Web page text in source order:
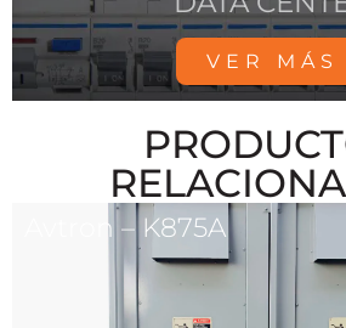
VER MÁS
Avtron – K875A